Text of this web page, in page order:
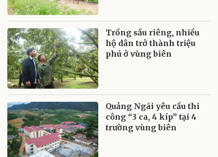
Trồng sầu riêng, nhiều
hộ dân trở thành triệu
phú ở vùng biên
Quảng Ngãi yêu cầu thi
công “3 ca, 4 kíp” tại 4
trường vùng biên